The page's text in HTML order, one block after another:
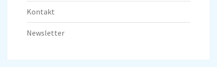
Kontakt
Newsletter